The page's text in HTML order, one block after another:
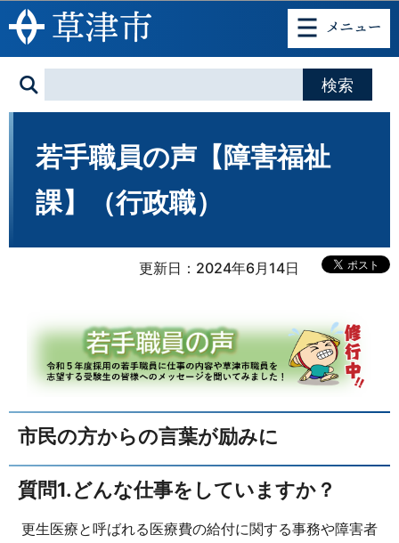
このページの本文へ移動
若手職員の声【障害福祉
課】（行政職）
更新日：2024年6月14日
市民の方からの言葉が励みに
質問1.どんな仕事をしていますか？
更生医療と呼ばれる医療費の給付に関する事務や障害者